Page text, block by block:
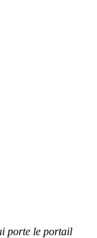
porte le portail